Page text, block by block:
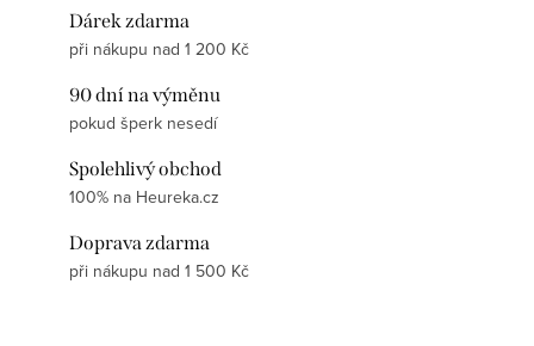
Dárek zdarma
při nákupu nad 1 200 Kč
90 dní na výměnu
pokud šperk nesedí
Spolehlivý obchod
100% na Heureka.cz
Doprava zdarma
při nákupu nad 1 500 Kč